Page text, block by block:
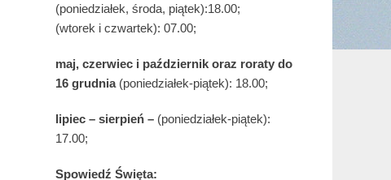
(poniedziałek, środa, piątek):18.00;
(wtorek i czwartek): 07.00;
maj, czerwiec i październik oraz roraty do
16 grudnia (poniedziałek-piątek): 18.00;
lipiec – sierpień – (poniedziałek-piątek):
17.00;
Spowiedź Święta: